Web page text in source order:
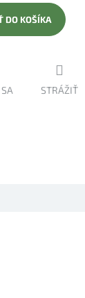
DO KOŠÍKA
STRÁŽIŤ